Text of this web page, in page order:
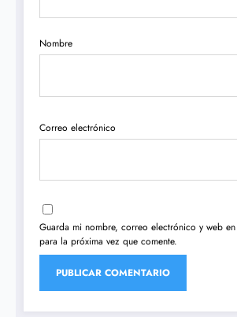
Nombre
Correo electrónico
Guarda mi nombre, correo electrónico y web
para la próxima vez que comente.